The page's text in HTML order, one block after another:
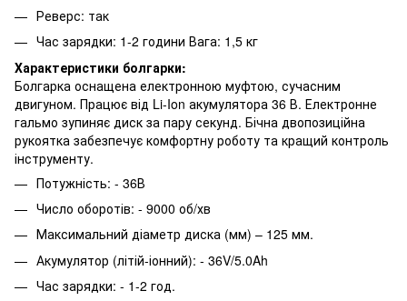
Реверс: так
Час зарядки: 1-2 години Вага: 1,5 кг
Характеристики болгарки:
Болгарка оснащена електронною муфтою, сучасним
двигуном. Працює від Li-Ion акумулятора 36 В. Електронне
гальмо зупиняє диск за пару секунд. Бічна двопозиційна
рукоятка забезпечує комфортну роботу та кращий контроль
інструменту.
Потужність: - 36В
Число оборотів: - 9000 об/хв
Максимальний діаметр диска (мм) – 125 мм.
Акумулятор (літій-іонний): - 36V/5.0Ah
Час зарядки: - 1-2 год.